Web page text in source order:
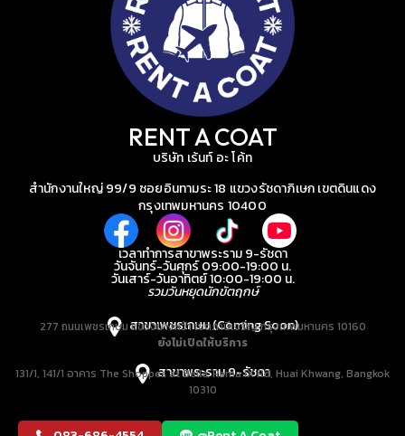
RENT A COAT
บริษัท เร้นท์ อะ โค้ท
สำนักงานใหญ่ 99/9 ซอยอินทามระ 18 แขวงรัชดาภิเษก เขตดินแดง
กรุงเทพมหานคร 10400
เวลาทำการสาขาพระราม 9-รัชดา
วันจันทร์-วันศุกร์ 09:00-19:00 น.
วันเสาร์-วันอาทิตย์ 10:00-19:00 น.
รวมวันหยุดนักขัตฤกษ์
สาขาเพชรเกษม (Coming Soon)
277 ถนนเพชรเกษม แขวงบางหว้า เขตภาษีเจริญ กรุงเทพมหานคร 10160
ยังไม่เปิดให้บริการ
สาขาพระราม 9-รัชดา
131/1, 141/1 อาคาร The Shoppes at Belle, Rama IX Rd, Huai Khwang, Bangkok
10310